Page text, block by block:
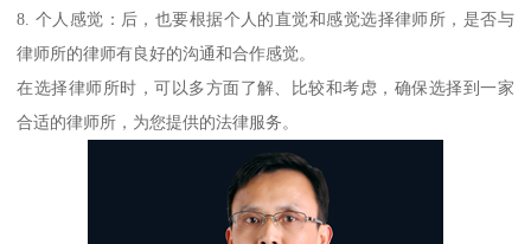
8. 个人感觉：后，也要根据个人的直觉和感觉选择律师所，是否与
律师所的律师有良好的沟通和合作感觉。
在选择律师所时，可以多方面了解、比较和考虑，确保选择到一家
合适的律师所，为您提供的法律服务。